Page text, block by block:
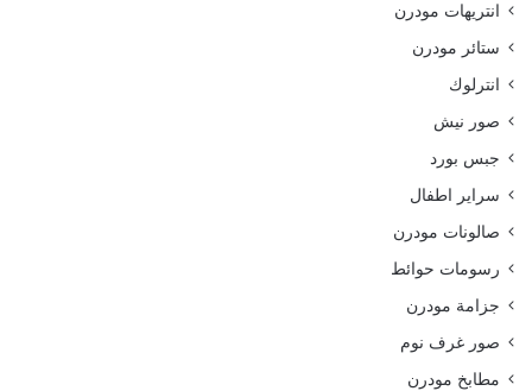
انتريهات مودرن
ستائر مودرن
انترلوك
صور نيش
جبس بورد
سراير اطفال
صالونات مودرن
رسومات حوائط
جزامة مودرن
صور غرف نوم
مطابخ مودرن